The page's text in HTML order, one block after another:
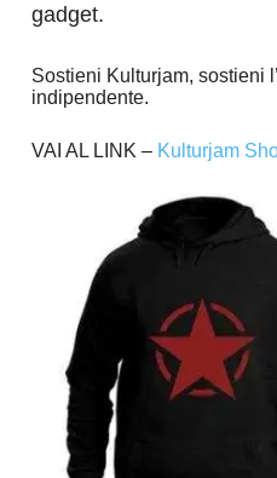
gadget.
Sostieni Kulturjam, sostieni
indipendente.
VAI AL LINK – Kulturjam